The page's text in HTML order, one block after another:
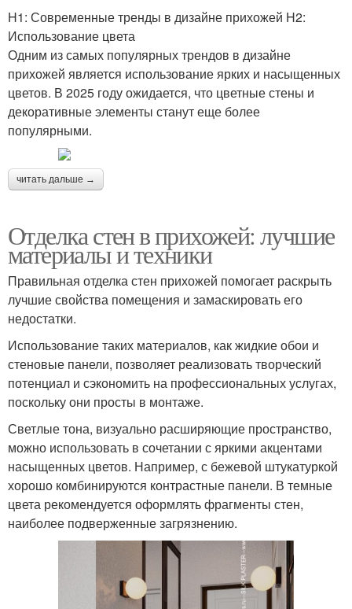
H1: Современные тренды в дизайне прихожей H2:
Использование цвета
Одним из самых популярных трендов в дизайне
прихожей является использование ярких и насыщенных
цветов. В 2025 году ожидается, что цветные стены и
декоративные элементы станут еще более
популярными.
читать дальше →
Отделка стен в прихожей: лучшие
материалы и техники
Правильная отделка стен прихожей помогает раскрыть
лучшие свойства помещения и замаскировать его
недостатки.
Использование таких материалов, как жидкие обои и
стеновые панели, позволяет реализовать творческий
потенциал и сэкономить на профессиональных услугах,
поскольку они просты в монтаже.
Светлые тона, визуально расширяющие пространство,
можно использовать в сочетании с яркими акцентами
насыщенных цветов. Например, с бежевой штукатуркой
хорошо комбинируются контрастные панели. В темные
цвета рекомендуется оформлять фрагменты стен,
наиболее подверженные загрязнению.